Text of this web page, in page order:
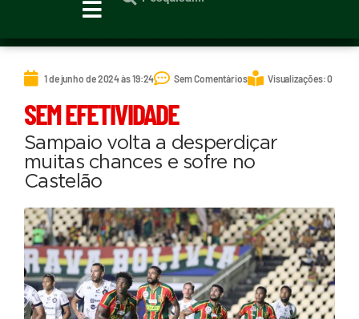
1 de junho de 2024 às 19:24 Sem Comentários Visualizações: 0
SEM EFETIVIDADE
Sampaio volta a desperdiçar
muitas chances e sofre no
Castelão